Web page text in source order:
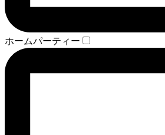
ホームパーティー